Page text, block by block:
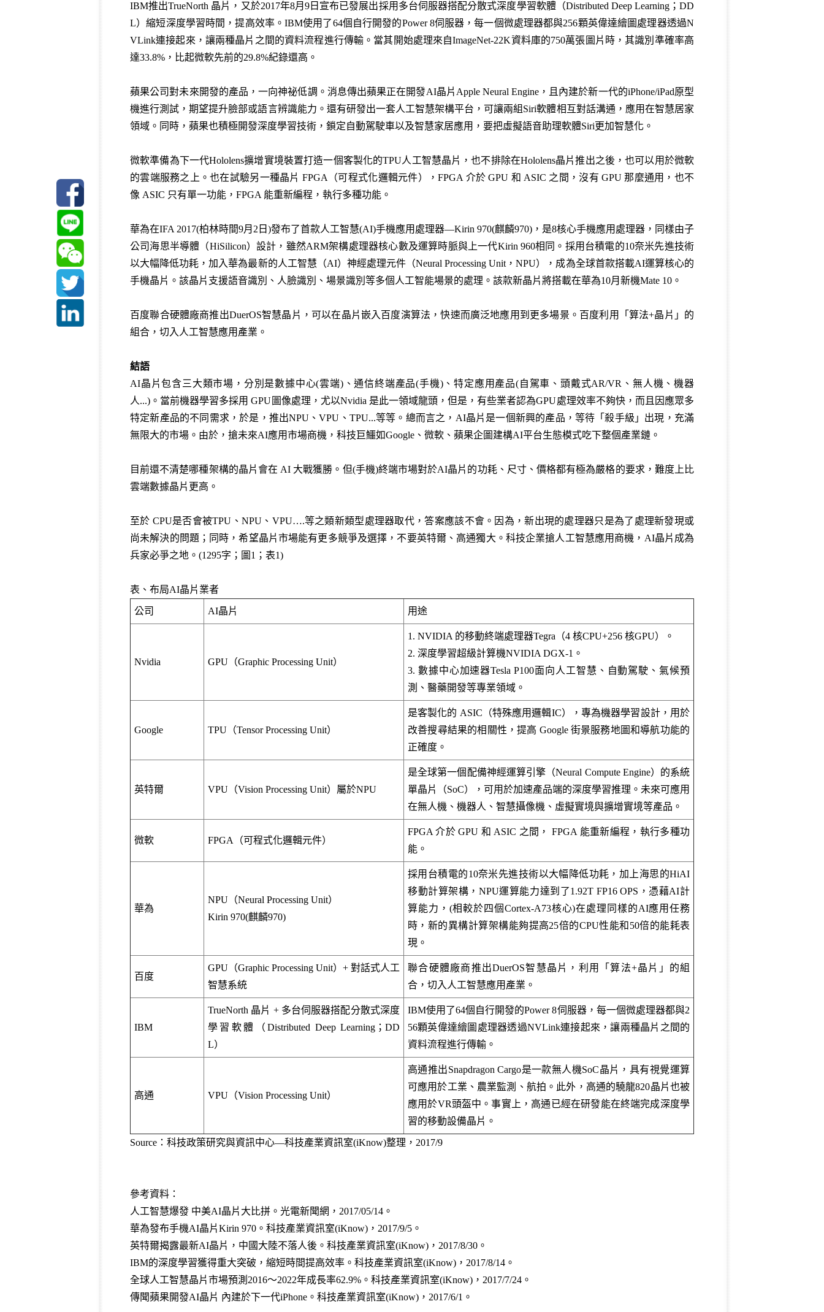
IBM推出TrueNorth 晶片，又於2017年8月9日宣布已發展出採用多台伺服器搭配分散式深度學習軟體（Distributed Deep Learning；DD
L）縮短深度學習時間，提高效率。IBM使用了64個自行開發的Power 8伺服器，每一個微處理器都與256顆英偉達繪圖處理器透過N
VLink連接起來，讓兩種晶片之間的資料流程進行傳輸。當其開始處理來自ImageNet-22K資料庫的750萬張圖片時，其識別準確率高
達33.8%，比起微軟先前的29.8%紀錄還高。
蘋果公司對未來開發的產品，一向神祕低調。消息傳出蘋果正在開發AI晶片Apple Neural Engine，且內建於新一代的iPhone/iPad原型
機進行測試，期望提升臉部或語言辨識能力。還有研發出一套人工智慧架構平台，可讓兩組Siri軟體相互對話溝通，應用在智慧居家
領域。同時，蘋果也積極開發深度學習技術，鎖定自動駕駛車以及智慧家居應用，要把虛擬語音助理軟體Siri更加智慧化。
微軟準備為下一代Hololens擴增實境裝置打造一個客製化的TPU人工智慧晶片，也不排除在Hololens晶片推出之後，也可以用於微軟
的雲端服務之上。也在試驗另一種晶片 FPGA（可程式化邏輯元件），FPGA 介於 GPU 和 ASIC 之間，沒有 GPU 那麼通用，也不
像 ASIC 只有單一功能，FPGA 能重新編程，執行多種功能。
華為在IFA 2017(柏林時間9月2日)發布了首款人工智慧(AI)手機應用處理器—Kirin 970(麒麟970)，是8核心手機應用處理器，同樣由子
公司海思半導體（HiSilicon）設計，雖然ARM架構處理器核心數及運算時脈與上一代Kirin 960相同。採用台積電的10奈米先進技術
以大幅降低功耗，加入華為最新的人工智慧（AI）神經處理元件（Neural Processing Unit，NPU），成為全球首款搭載AI運算核心的
手機晶片。該晶片支援語音識別、人臉識別、場景識別等多個人工智能場景的處理。該款新晶片將搭載在華為10月新機Mate 10。
百度聯合硬體廠商推出DuerOS智慧晶片，可以在晶片嵌入百度演算法，快速而廣泛地應用到更多場景。百度利用「算法+晶片」的
組合，切入人工智慧應用產業。
結語
AI晶片包含三大類市場，分別是數據中心(雲端)、通信終端產品(手機)、特定應用產品(自駕車、頭戴式AR/VR、無人機、機器
人...)。當前機器學習多採用 GPU圖像處理，尤以Nvidia 是此一領域龍頭，但是，有些業者認為GPU處理效率不夠快，而且因應眾多
特定新產品的不同需求，於是，推出NPU、VPU、TPU...等等。總而言之，AI晶片是一個新興的產品，等待「殺手級」出現，充滿
無限大的市場。由於，搶未來AI應用市場商機，科技巨鱷如Google、微軟、蘋果企圖建構AI平台生態模式吃下整個產業鏈。
目前還不清楚哪種架構的晶片會在 AI 大戰獲勝。但(手機)終端市場對於AI晶片的功耗、尺寸、價格都有極為嚴格的要求，難度上比
雲端數據晶片更高。
至於 CPU是否會被TPU、NPU、VPU….等之類新類型處理器取代，答案應該不會。因為，新出現的處理器只是為了處理新發現或
尚未解決的問題；同時，希望晶片市場能有更多競爭及選擇，不要英特爾、高通獨大。科技企業搶人工智慧應用商機，AI晶片成為
兵家必爭之地。(1295字；圖1；表1)
表、布局AI晶片業者
公司 AI晶片 用途
Nvidia GPU（Graphic Processing Unit）
1. NVIDIA 的移動終端處理器Tegra（4 核CPU+256 核GPU）。
2. 深度學習超級計算機NVIDIA DGX-1。
3. 數據中心加速器Tesla P100面向人工智慧、自動駕駛、氣候預
測、醫藥開發等專業領域。
Google TPU（Tensor Processing Unit）
是客製化的 ASIC（特殊應用邏輯IC），專為機器學習設計，用於
改善搜尋結果的相關性，提高 Google 街景服務地圖和導航功能的
正確度。
英特爾 VPU（Vision Processing Unit）屬於NPU
是全球第一個配備神經運算引擎（Neural Compute Engine）的系統
單晶片（SoC），可用於加速產品端的深度學習推理。未來可應用
在無人機、機器人、智慧攝像機、虛擬實境與擴增實境等產品。
微軟 FPGA（可程式化邏輯元件）
FPGA 介於 GPU 和 ASIC 之間， FPGA 能重新編程，執行多種功
能。
華為
NPU（Neural Processing Unit）
Kirin 970(麒麟970)
採用台積電的10奈米先進技術以大幅降低功耗，加上海思的HiAI
移動計算架構，NPU運算能力達到了1.92T FP16 OPS，憑藉AI計
算能力，(相較於四個Cortex-A73核心)在處理同樣的AI應用任務
時，新的異構計算架構能夠提高25倍的CPU性能和50倍的能耗表
現。
百度
GPU（Graphic Processing Unit）+ 對話式人工
智慧系統
聯合硬體廠商推出DuerOS智慧晶片，利用「算法+晶片」的組
合，切入人工智慧應用產業。
IBM
TrueNorth 晶片 + 多台伺服器搭配分散式深度
學習軟體（Distributed Deep Learning；DD
L）
IBM使用了64個自行開發的Power 8伺服器，每一個微處理器都與2
56顆英偉達繪圖處理器透過NVLink連接起來，讓兩種晶片之間的
資料流程進行傳輸。
高通 VPU（Vision Processing Unit）
高通推出Snapdragon Cargo是一款無人機SoC晶片，具有視覺運算
可應用於工業、農業監測、航拍。此外，高通的驍龍820晶片也被
應用於VR頭盔中。事實上，高通已經在研發能在終端完成深度學
習的移動設備晶片。
Source：科技政策研究與資訊中心—科技產業資訊室(iKnow)整理，2017/9
參考資料：
人工智慧爆發 中美AI晶片大比拼。光電新聞網，2017/05/14。
華為發布手機AI晶片Kirin 970。科技產業資訊室(iKnow)，2017/9/5。
英特爾揭露最新AI晶片，中國大陸不落人後。科技產業資訊室(iKnow)，2017/8/30。
IBM的深度學習獲得重大突破，縮短時間提高效率。科技產業資訊室(iKnow)，2017/8/14。
全球人工智慧晶片市場預測2016～2022年成長率62.9%。科技產業資訊室(iKnow)，2017/7/24。
傳聞蘋果開發AI晶片 內建於下一代iPhone。科技產業資訊室(iKnow)，2017/6/1。